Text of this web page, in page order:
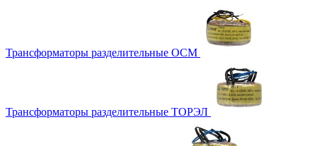
Трансформаторы разделительные ОСМ
Трансформаторы разделительные ТОРЭЛ